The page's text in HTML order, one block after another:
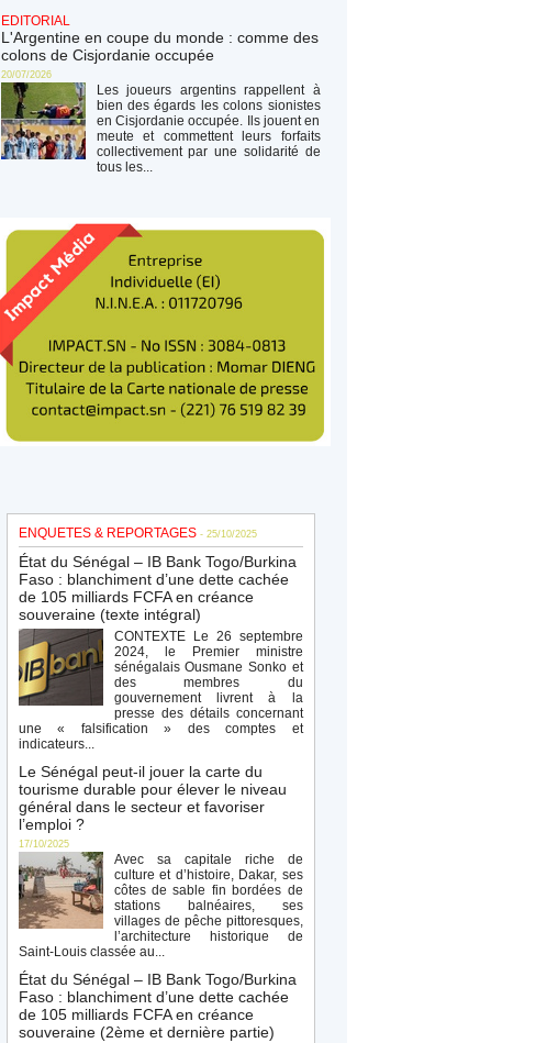
EDITORIAL
L'Argentine en coupe du monde : comme des
colons de Cisjordanie occupée
20/07/2026
Les joueurs argentins rappellent à
bien des égards les colons sionistes
en Cisjordanie occupée. Ils jouent en
meute et commettent leurs forfaits
collectivement par une solidarité de
tous les...
ENQUETES & REPORTAGES - 25/10/2025
État du Sénégal – IB Bank Togo/Burkina
Faso : blanchiment d’une dette cachée
de 105 milliards FCFA en créance
souveraine (texte intégral)
CONTEXTE Le 26 septembre
2024, le Premier ministre
sénégalais Ousmane Sonko et
des membres du
gouvernement livrent à la
presse des détails concernant
une « falsification » des comptes et
indicateurs...
Le Sénégal peut-il jouer la carte du
tourisme durable pour élever le niveau
général dans le secteur et favoriser
l’emploi ?
17/10/2025
Avec sa capitale riche de
culture et d’histoire, Dakar, ses
côtes de sable fin bordées de
stations balnéaires, ses
villages de pêche pittoresques,
l’architecture historique de
Saint-Louis classée au...
État du Sénégal – IB Bank Togo/Burkina
Faso : blanchiment d’une dette cachée
de 105 milliards FCFA en créance
souveraine (2ème et dernière partie)